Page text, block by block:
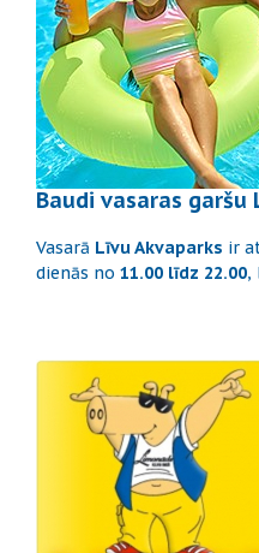
Baudi vasaras garšu
Vasarā Līvu Akvaparks ir
dienās no 11.00 līdz 22.00,